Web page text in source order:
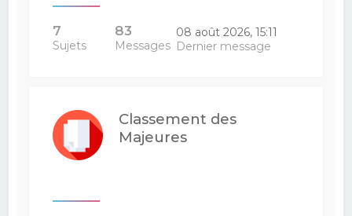
7
Sujets
83
Messages
08 août 2026, 15:11
Dernier message
Classement des
Majeures